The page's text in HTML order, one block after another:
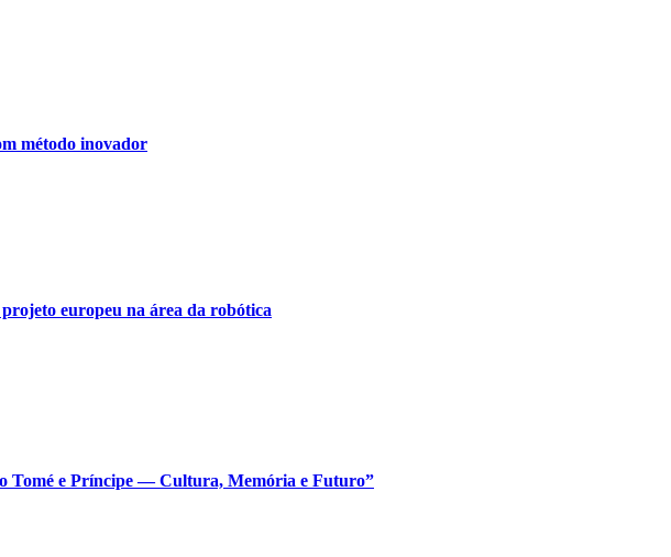
método inovador
europeu na área da robótica
Tomé e Príncipe — Cultura, Memória e Futuro”